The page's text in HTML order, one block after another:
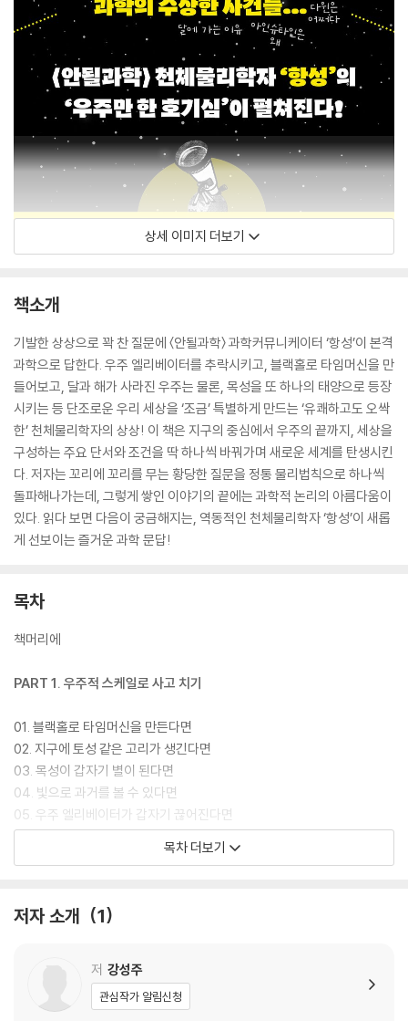
상세 이미지 더보기
책소개
기발한 상상으로 꽉 찬 질문에 〈안될과학〉 과학커뮤니케이터 ‘항성’이 본격
과학으로 답한다. 우주 엘리베이터를 추락시키고, 블랙홀로 타임머신을 만
들어보고, 달과 해가 사라진 우주는 물론, 목성을 또 하나의 태양으로 등장
시키는 등 단조로운 우리 세상을 ‘조금’ 특별하게 만드는 ‘유쾌하고도 오싹
한’ 천체물리학자의 상상! 이 책은 지구의 중심에서 우주의 끝까지, 세상을
구성하는 주요 단서와 조건을 딱 하나씩 바꿔가며 새로운 세계를 탄생시킨
다. 저자는 꼬리에 꼬리를 무는 황당한 질문을 정통 물리법칙으로 하나씩
돌파해나가는데, 그렇게 쌓인 이야기의 끝에는 과학적 논리의 아름다움이
있다. 읽다 보면 다음이 궁금해지는, 역동적인 천체물리학자 ‘항성’이 새롭
게 선보이는 즐거운 과학 문답!
목차
책머리에
PART 1. 우주적 스케일로 사고 치기
01. 블랙홀로 타임머신을 만든다면
02. 지구에 토성 같은 고리가 생긴다면
03. 목성이 갑자기 별이 된다면
04. 빛으로 과거를 볼 수 있다면
05. 우주 엘리베이터가 갑자기 끊어진다면
06. 우주가 공기로 가득 차 있다면
07. 소행성을 지구로 가져온다면
PART 2. 기묘한 지구에서 살아남기
01. 빛이 느려진 하루
02. 지구를 꿰뚫는 시간, 42분
03. 얼음이 물에 가라앉는다면
목차 더보기
저자 소개 1
저 강성주
관심작가 알림신청